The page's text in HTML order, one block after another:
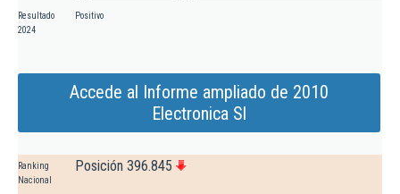
Resultado
2024
Positivo
Accede al Informe ampliado de 2010
Electronica Sl
Ranking
Nacional
Posición 396.845